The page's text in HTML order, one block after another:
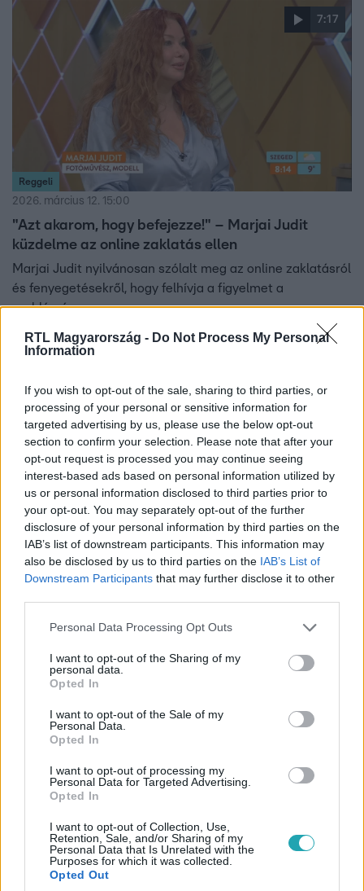
RTL Magyarország - Do Not Process My Personal
Information
If you wish to opt-out of the sale, sharing to third parties, or
processing of your personal or sensitive information for
targeted advertising by us, please use the below opt-out
section to confirm your selection. Please note that after your
opt-out request is processed you may continue seeing
interest-based ads based on personal information utilized by
us or personal information disclosed to third parties prior to
your opt-out. You may separately opt-out of the further
disclosure of your personal information by third parties on the
IAB’s list of downstream participants. This information may
also be disclosed by us to third parties on the IAB’s List of
Downstream Participants that may further disclose it to other
Please note that this website/app uses one or more Google
not limited to your visit or usage behaviour. You may click to
grant or deny consent to Google and its third-party tags to
use your data for below specified purposes in below Google
consent section.
Personal Data Processing Opt Outs
I want to opt-out of the Sharing of my
personal data.
Opted In
I want to opt-out of the Sale of my
Personal Data.
Opted In
I want to opt-out of processing my
Personal Data for Targeted Advertising.
Opted In
I want to opt-out of Collection, Use,
Retention, Sale, and/or Sharing of my
Personal Data that Is Unrelated with the
Purposes for which it was collected.
Opted Out
7:17
Reggeli
2026. március 12. 15:00
"Azt akarom, hogy befejezze!" – Marjai Judit
küzdelme az online zaklatás ellen
Marjai Judit nyilvánosan szólalt meg az online zaklatásról
és fenyegetésekről, hogy felhívja a figyelmet a
problémára.
Cápák között
2026. március 1. 21:00
Balogh Levente egészen Dubajig repíti a Modelart
lenyűgöző kreálmányait
Balogh Levente ajánlatára ellenajánlat érkezett a
közel-keleti bemutatkozás is.